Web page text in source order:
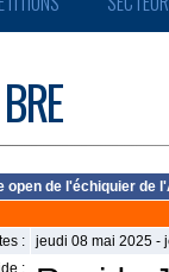
open de l'échiquier de
:
jeudi 08 mai 2025 -
: